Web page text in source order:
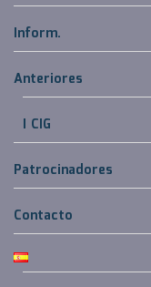
Inform.
Anteriores
I CIG
Patrocinadores
Contacto